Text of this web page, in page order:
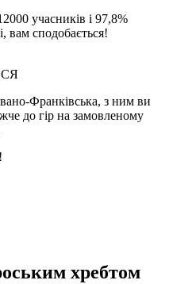
учасників і 97,8%
вам сподобається!
Франківська, з ним ви
до гір на замовленому
хребтом